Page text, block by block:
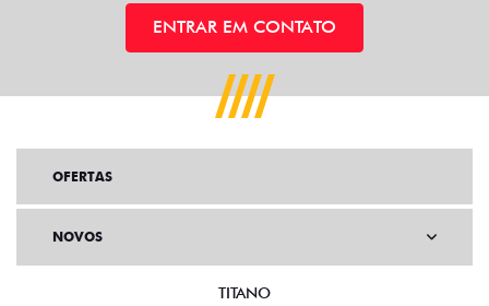
ENTRAR EM CONTATO
OFERTAS
NOVOS
TITANO